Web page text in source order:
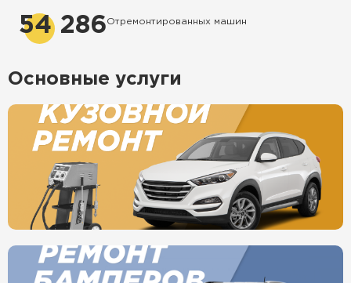
54 286Отремонтированных машин
Основные услуги